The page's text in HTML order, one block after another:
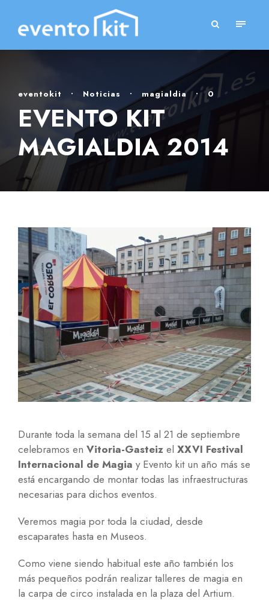
eventokit • Noticias • magialdia • 0
EVENTO KIT
MAGIALDIA 2014
Durante toda la semana del 15 al 21 de septiembre
celebramos en Vitoria-Gasteiz el XXVI Festival
Internacional de Magia y Evento kit un año más se
está encargando de montar todas las infraestructuras
necesarias para dichos eventos.
Veremos magia por toda la ciudad, desde
escaparates hasta en Museos.
Como viene siendo habitual este año también los
más pequeños podrán realizar talleres de magia en
la carpa de circo instalada en la plaza del Artium.